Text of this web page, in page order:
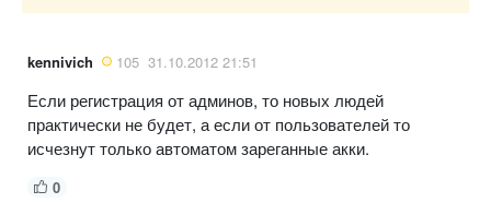
kennivich 105 31.10.2012 21:51
Если регистрация от админов, то новых людей
практически не будет, а если от пользователей то
исчезнут только автоматом зареганные акки.
0